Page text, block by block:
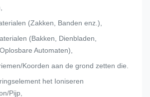
(Zakken, Banden enz.),
(Bakken, Dienbladen,
Automaten),
Koorden aan de grond zetten die.
het Ioniseren
Pijp,